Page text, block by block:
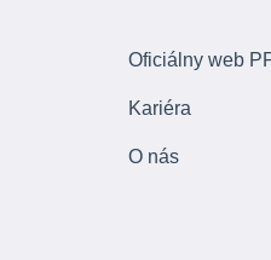
Oficiálny web
Kariéra
O nás